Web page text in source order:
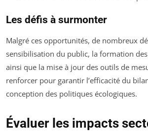
Les défis à surmonter
Malgré ces opportunités, de nombreux
sensibilisation du public, la formation
ainsi que la mise à jour des outils de
renforcer pour garantir l’efficacité du
conception des politiques écologiques.
Évaluer les impacts